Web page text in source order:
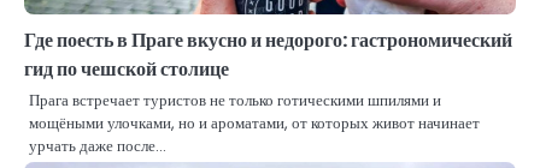
Где поесть в Праге вкусно и недорого: гастрономический
гид по чешской столице
Прага встречает туристов не только готическими шпилями и
мощёными улочками, но и ароматами, от которых живот начинает
урчать даже после…